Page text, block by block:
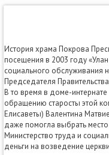
История храма Покрова
посещения в 2003 году
социального обслуживания
Председателя
В то время в доме-
обращению старосты этой
Елисаветы) Валентина
даже помогла выбрать
Министерство труда и
деньги на возведение